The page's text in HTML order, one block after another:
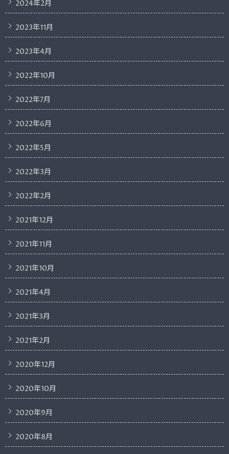
2024年2月
2023年11月
2023年4月
2022年10月
2022年7月
2022年6月
2022年5月
2022年3月
2022年2月
2021年12月
2021年11月
2021年10月
2021年4月
2021年3月
2021年2月
2020年12月
2020年10月
2020年9月
2020年8月